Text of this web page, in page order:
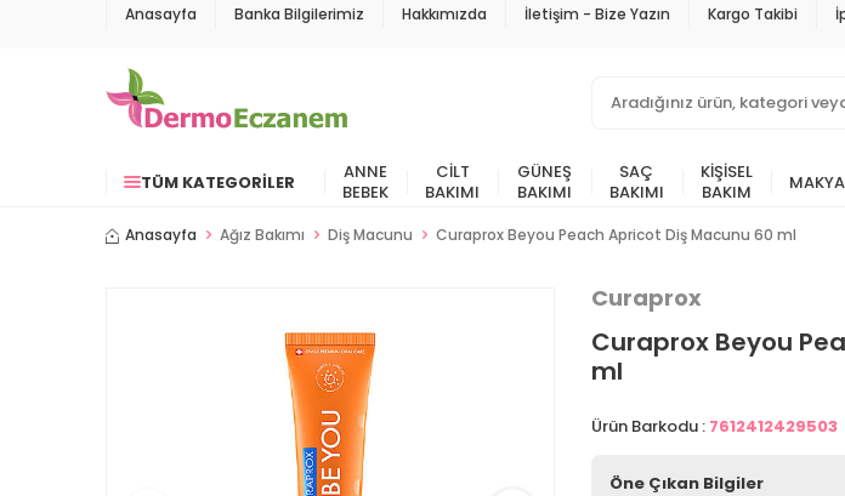
Anasayfa Banka Bilgilerimiz Hakkımızda İletişim - Bize Yazın Kargo Takibi
TÜM KATEGORILER
ANNE
BEBEK
CILT
BAKIMI
GÜNEŞ
BAKIMI
SAÇ
BAKIMI
KIŞISEL
BAKIM
Anasayfa Ağız Bakımı Diş Macunu Curaprox Beyou Peach Apricot Diş Macunu 60 ml
Curaprox
Curaprox Beyou
ml
Ürün Barkodu : 7612412429503
Öne Çıkan Bilgiler